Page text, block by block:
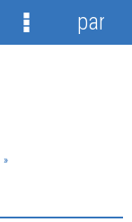
Menu
panel